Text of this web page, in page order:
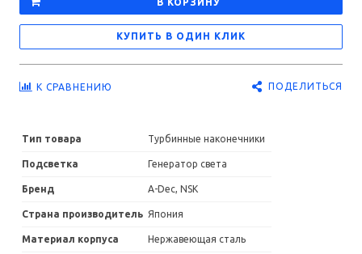
Тип товара Турбинные наконечники
Подсветка Генератор света
Бренд A-Dec, NSK
Страна производитель Япония
Материал корпуса Нержавеющая сталь
КУПИТЬ В ОДИН КЛИК
К СРАВНЕНИЮ ПОДЕЛИТЬСЯ